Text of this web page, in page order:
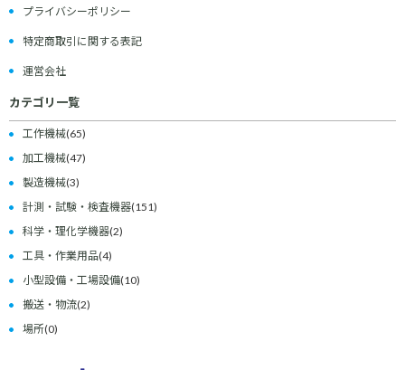
プライバシーポリシー
特定商取引に関する表記
運営会社
カテゴリ一覧
工作機械(65)
加工機械(47)
製造機械(3)
計測・試験・検査機器(151)
科学・理化学機器(2)
工具・作業用品(4)
小型設備・工場設備(10)
搬送・物流(2)
場所(0)